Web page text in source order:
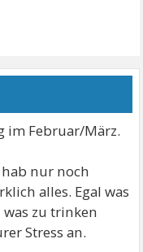
im Februar/März.
nur noch
alles. Egal was
zu trinken
Stress an.